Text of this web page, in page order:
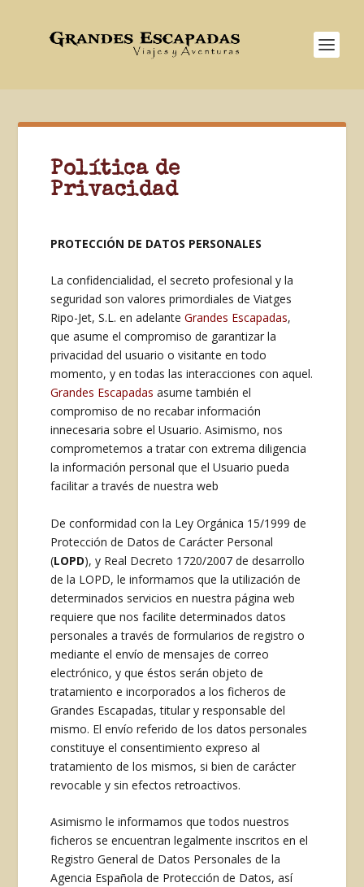
Política de
Privacidad
PROTECCIÓN DE DATOS PERSONALES
La confidencialidad, el secreto profesional y la
seguridad son valores primordiales de Viatges
Ripo-Jet, S.L. en adelanteGrandes Escapadas,
que asume el compromiso de garantizar la
privacidad del usuario o visitante en todo
momento, y en todas las interacciones con aquel.
Grandes Escapadas asume también el
compromiso de no recabar información
innecesaria sobre el Usuario. Asimismo, nos
comprometemos a tratar con extrema diligencia
la información personal que el Usuario pueda
facilitar a través de nuestra web
De conformidad con la Ley Orgánica 15/1999 de
Protección de Datos de Carácter Personal
(LOPD), y Real Decreto 1720/2007 de desarrollo
de la LOPD, le informamos que la utilización de
determinados servicios en nuestra página web
requiere que nos facilite determinados datos
personales a través de formularios de registro o
mediante el envío de mensajes de correo
electrónico, y que éstos serán objeto de
tratamiento e incorporados a los ficheros de
Grandes Escapadas, titular y responsable del
mismo. El envío referido de los datos personales
constituye el consentimiento expreso al
tratamiento de los mismos, si bien de carácter
revocable y sin efectos retroactivos.
Asimismo le informamos que todos nuestros
ficheros se encuentran legalmente inscritos en el
Registro General de Datos Personales de la
Agencia Española de Protección de Datos, así